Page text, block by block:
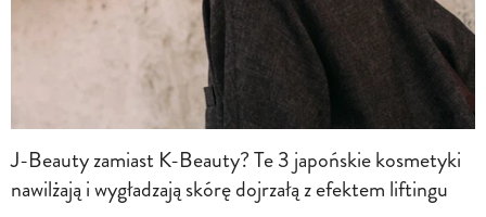
J-Beauty zamiast K-Beauty? Te 3 japońskie kosmetyki
nawilżają i wygładzają skórę dojrzałą z efektem liftingu